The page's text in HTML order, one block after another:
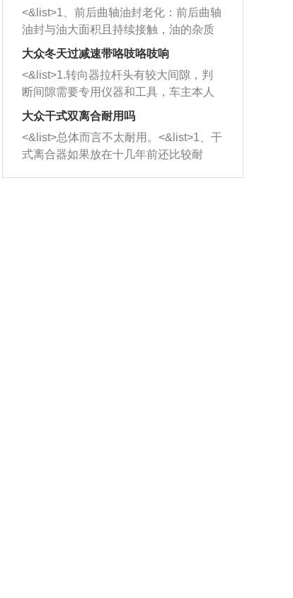
西取出来。但如果是因为积碳过多引起
的堵塞，就需要将三元催化器泡在草酸
洗剂对堵塞的情况得到解决，将清洗剂
放在燃油箱中，与燃油混合后，车辆启
动时，就可以和汽油一起进入到燃烧
室，最后形成废气排出，就可以让三元
催化器得到清洗，排气管堵塞的情况就
能够得到解决。
一圈半的练习，往右同样也要打相同的
圈数。 <&list>3、最后强调要反复练
习，这样就可以形成肌肉记忆，在真实
驾驶车辆时，不需要记忆也能打好方
向。
<&list>1、前后曲轴油封老化：前后曲轴
油封与油大面积且持续接触，油的杂质
和发动机内持续温度变化使其密封效果
逐渐减弱，导致渗油或漏油。<&list>2、
活塞间隙过大：积碳会使活塞环与缸体
的间隙扩大，导致机油流入燃烧室中，
造成烧机油。<&list>3、机油粘度。使用
机油粘度过小的话，同样会有烧机油现
象，机油粘度过小具有很好的流动性，
大众冬天过减速带咯吱咯吱响
<&list>1.转向器拉杆头有较大间隙，判
断间隙需要专用仪器和工具，车主本人
无法制作，需要将车辆送到修理厂或4s
店；<&list>2.车辆半轴套管防尘罩破
裂，破裂后会出现漏油现象，使半轴磨
损严重，磨损的半轴容易损坏，产生异
响；<&list>3.稳定器的转向胶套和球头
大众干式双离合耐用吗
<&list>总体而言不太耐用。<&list>1、干
式离合器如果放在十几年前还比较耐